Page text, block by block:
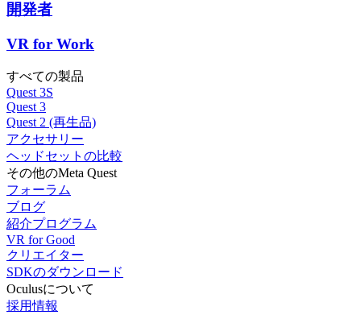
開発者
VR for Work
すべての製品
Quest 3S
Quest 3
Quest 2 (再生品)
アクセサリー
ヘッドセットの比較
その他のMeta Quest
フォーラム
ブログ
紹介プログラム
VR for Good
クリエイター
SDKのダウンロード
Oculusについて
採用情報